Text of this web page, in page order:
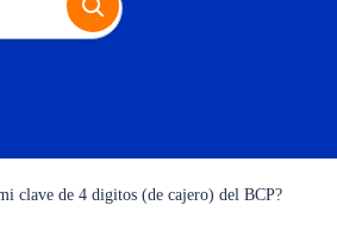
clave de 4 digitos (de cajero) del BCP?